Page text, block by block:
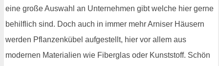
eine große Auswahl an Unternehmen gibt welche hier gerne
behilflich sind. Doch auch in immer mehr Arniser Häusern
werden Pflanzenkübel aufgestellt, hier vor allem aus
modernen Materialien wie Fiberglas oder Kunststoff. Schön